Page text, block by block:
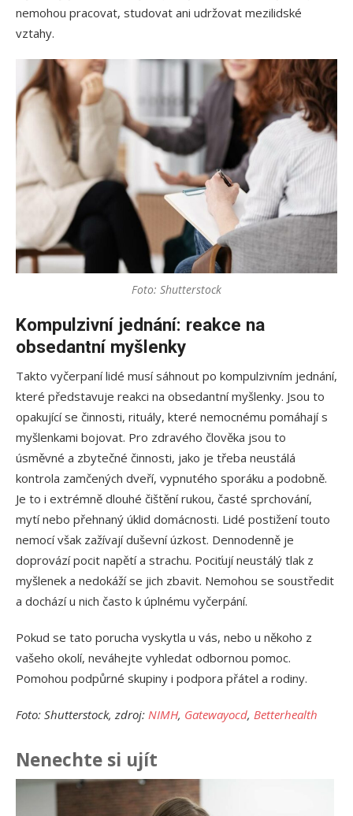
nemohou pracovat, studovat ani udržovat mezilidské
vztahy.
Foto: Shutterstock
Kompulzivní jednání: reakce na
obsedantní myšlenky
Takto vyčerpaní lidé musí sáhnout po kompulzivním jednání,
které představuje reakci na obsedantní myšlenky. Jsou to
opakující se činnosti, rituály, které nemocnému pomáhají s
myšlenkami bojovat. Pro zdravého člověka jsou to
úsměvné a zbytečné činnosti, jako je třeba neustálá
kontrola zamčených dveří, vypnutého sporáku a podobně.
Je to i extrémně dlouhé čištění rukou, časté sprchování,
mytí nebo přehnaný úklid domácnosti. Lidé postižení touto
nemocí však zažívají duševní úzkost. Dennodenně je
doprovází pocit napětí a strachu. Pociťují neustálý tlak z
myšlenek a nedokáží se jich zbavit. Nemohou se soustředit
a dochází u nich často k úplnému vyčerpání.
Pokud se tato porucha vyskytla u vás, nebo u někoho z
vašeho okolí, neváhejte vyhledat odbornou pomoc.
Pomohou podpůrné skupiny i podpora přátel a rodiny.
Foto: Shutterstock, zdroj: NIMH, Gatewayocd, Betterhealth
Nenechte si ujít